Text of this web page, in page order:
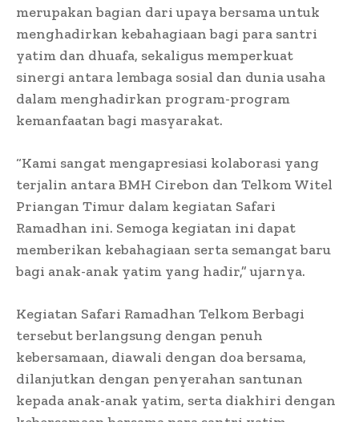
merupakan bagian dari upaya bersama untuk
menghadirkan kebahagiaan bagi para santri
yatim dan dhuafa, sekaligus memperkuat
sinergi antara lembaga sosial dan dunia usaha
dalam menghadirkan program-program
kemanfaatan bagi masyarakat.
“Kami sangat mengapresiasi kolaborasi yang
terjalin antara BMH Cirebon dan Telkom Witel
Priangan Timur dalam kegiatan Safari
Ramadhan ini. Semoga kegiatan ini dapat
memberikan kebahagiaan serta semangat baru
bagi anak-anak yatim yang hadir,” ujarnya.
Kegiatan Safari Ramadhan Telkom Berbagi
tersebut berlangsung dengan penuh
kebersamaan, diawali dengan doa bersama,
dilanjutkan dengan penyerahan santunan
kepada anak-anak yatim, serta diakhiri dengan